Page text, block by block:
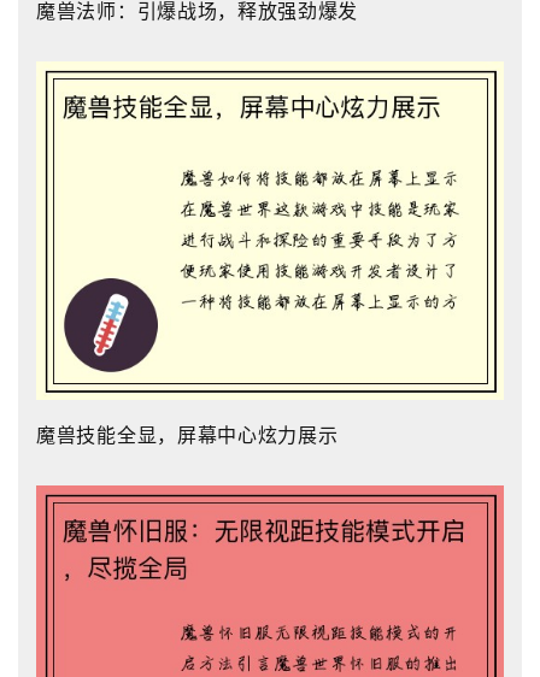
魔兽法师：引爆战场，释放强劲爆发
魔兽技能全显，屏幕中心炫力展示